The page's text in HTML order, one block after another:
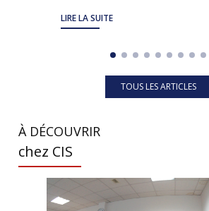
LIRE LA SUITE
TOUS LES ARTICLES
À DÉCOUVRIR
chez CIS